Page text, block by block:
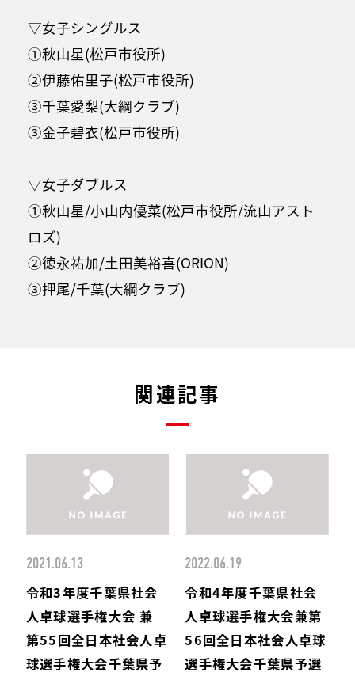
▽女子シングルス
①秋山星(松戸市役所)
②伊藤佑里子(松戸市役所)
③千葉愛梨(大綱クラブ)
③金子碧衣(松戸市役所)
▽女子ダブルス
①秋山星/小山内優菜(松戸市役所/流山アスト
ロズ)
②徳永祐加/土田美裕喜(ORION)
③押尾/千葉(大綱クラブ)
関連記事
2021.06.13
令和3年度千葉県社会
人卓球選手権大会 兼
第55回全日本社会人卓
球選手権大会千葉県予
2022.06.19
令和4年度千葉県社会
人卓球選手権大会兼第
56回全日本社会人卓球
選手権大会千葉県予選